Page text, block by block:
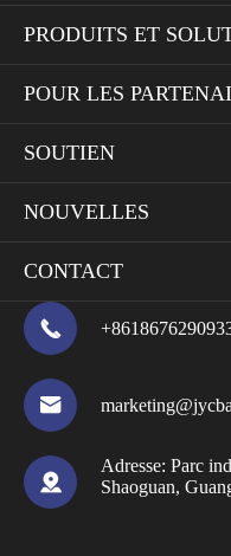
PRODUITS ET
POUR LES
SOUTIEN
NOUVELLES
CONTACT



Adresse: Parc
Shaoguan,